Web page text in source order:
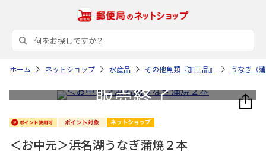
ホーム ネットショップ 水産品 その他魚類『加工品』 うなぎ（
＜お中元＞浜名湖うなぎ蒲焼２本